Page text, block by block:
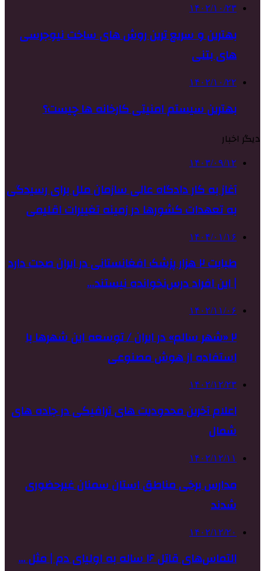
۱۴۰۲/۱۰/۲۳
بهترین و سریع ترین روش های ساخت نیوجرسی
های بتنی
۱۴۰۲/۱۰/۲۲
بهترین سیستم امنیتی کارخانه ها چیست؟
دیگر اخبار
۱۴۰۳/۰۹/۱۲
آغاز به کار دادگاه عالی سازمان ملل برای رسیدگی
به تعهدات کشورها در زمینه تغییرات اقلیمی
۱۴۰۴/۰۱/۱۶
طبابت ۲ هزار پزشک افغانستانی در ایران صحت دارد
| این افراد درس‌نخوانده نیستند…
۱۴۰۲/۱۱/۰۶
۲ «شهر سالم» در ایران / توسعه این شهرها با
استفاده از هوش مصنوعی
۱۴۰۲/۱۲/۲۳
اعلام آخرین محدودیت های ترافیکی در جاده های
شمال
۱۴۰۲/۱۲/۱۱
مدارس برخی مناطق استان سمنان غیرحضوری
شدند
۱۴۰۲/۱۲/۲۰
التماس‌های قاتل ۱۶ ساله به اولیای دم | مثل …